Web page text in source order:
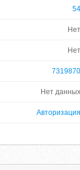
54
Нет
Нет
7319870
Нет данных
Авторизация